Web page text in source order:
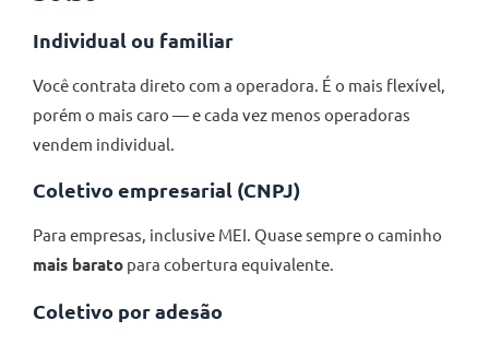
Individual ou familiar
Você contrata direto com a operadora. É o mais flexível,
porém o mais caro — e cada vez menos operadoras
vendem individual.
Coletivo empresarial (CNPJ)
Para empresas, inclusive MEI. Quase sempre o caminho
mais barato para cobertura equivalente.
Coletivo por adesão